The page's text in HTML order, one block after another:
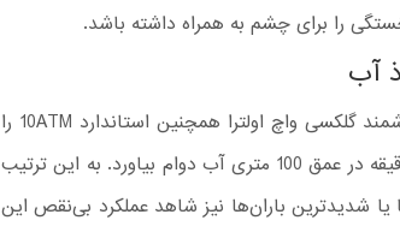
را برای چشم به همراه داشته باشد.
آب
علاوه بر کسب استاندارد IP68 ساعت هوشمند گلکسی واچ اولترا همچنین استاندارد 10ATM را
هم کسب کرده و قادر است به مدت ده دقیقه در عمق 100 متری آب دوام بیاورد. به این ترتیب
شدیدترین باران‌ها نیز شاهد عملکرد بی‌نقص این